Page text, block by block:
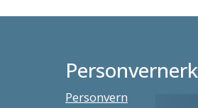
Personvern